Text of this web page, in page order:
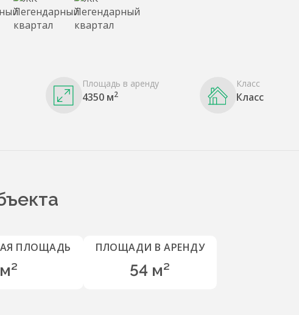
Площадь в аренду
4350 м2
Класс
Класс
ПЛОЩАДЬ ПЛОЩАДИ В АРЕНДУ
54 м²